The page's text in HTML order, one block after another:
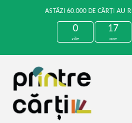
ASTĂZI 60.000 DE CĂRȚI AU
0
zile
17
ore